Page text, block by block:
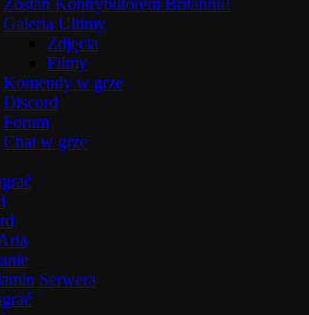
Zostań Kontrybutorem Britannii!
Galeria Ultimy
Zdjęcia
Filmy
Komendy w grze
Discord
Forum
Chat w grze
Serwera